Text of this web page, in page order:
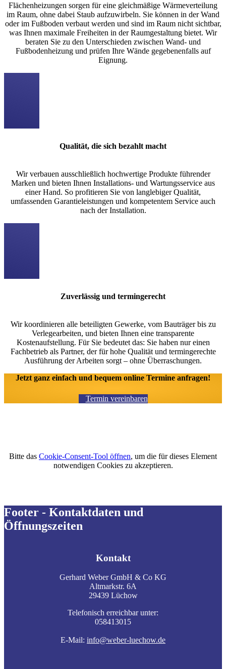
Flächenheizungen sorgen für eine gleichmäßige Wärmeverteilung
im Raum, ohne dabei Staub aufzuwirbeln. Sie können in der Wand
oder im Fußboden verbaut werden und sind im Raum nicht sichtbar,
was Ihnen maximale Freiheiten in der Raumgestaltung bietet. Wir
beraten Sie zu den Unterschieden zwischen Wand- und
Fußbodenheizung und prüfen Ihre Wände gegebenenfalls auf
Eignung.
Qualität, die sich bezahlt macht
Wir verbauen ausschließlich hochwertige Produkte führender
Marken und bieten Ihnen Installations- und Wartungsservice aus
einer Hand. So profitieren Sie von langlebiger Qualität,
umfassenden Garantieleistungen und kompetentem Service auch
nach der Installation.
Zuverlässig und termingerecht
Wir koordinieren alle beteiligten Gewerke, vom Bauträger bis zu
Verlegearbeiten, und bieten Ihnen eine transparente
Kostenaufstellung. Für Sie bedeutet das: Sie haben nur einen
Fachbetrieb als Partner, der für hohe Qualität und termingerechte
Ausführung der Arbeiten sorgt – ohne Überraschungen.
Jetzt ganz einfach und bequem online Termine anfragen!
Termin vereinbaren
Bitte das Cookie-Consent-Tool öffnen, um die für dieses Element
notwendigen Cookies zu akzeptieren.
Footer - Kontaktdaten und
Öffnungszeiten
Kontakt
Gerhard Weber GmbH & Co KG
Altmarkstr. 6A
29439 Lüchow
Telefonisch erreichbar unter:
058413015
E-Mail: info@weber-luechow.de